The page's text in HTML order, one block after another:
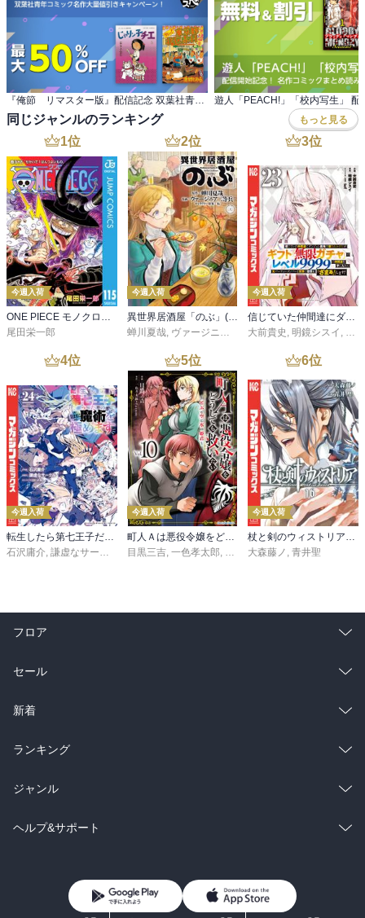
『俺節 リマスター版』配信記念 双葉社青年コミック名作大量値引きキャンペーン！
同じジャンルのランキング もっと見る
1位
今週入荷
ONE PIECE モノクロ版 115
尾田栄一郎
2位
今週入荷
異世界居酒屋「のぶ」(22)
蝉川夏哉, ヴァージニア二等兵 ,転
3位
今週入荷
信じていた仲間達にダンジョン奥地で殺されかけたがギフト『無限ガチャ』でレベル９９９９の仲間達を手に入れて元パーティーメンバーと世界に復讐＆『ざまぁ！』します！（２３）
大前貴史 , 明鏡シスイ , ｔ
4位
今週入荷
石沢庸介 謙虚なサークル メル。
5位
今週入荷
目黒三吉 一色孝太郎 Parum
6位
今週入荷
大森藤ノ 青井聖
フロア
総合
ラノベ
雑誌・グラビア
BL・TL
セール
総合
ラノベ
雑誌・グラビア
BL・TL
新着
総合
ラノベ
雑誌・グラビア
ランキング
総合
ラノベ
ジャンル
コミック
ライトノベル 男子向けラノベ
ヘルプ&サポート
よくあるご質問
お問い合わせ